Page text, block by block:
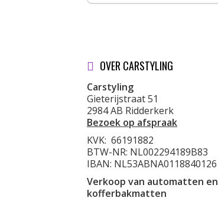
OVER CARSTYLING
Carstyling
Gieterijstraat 51
2984 AB Ridderkerk
Bezoek op afspraak
KVK: 66191882
BTW-NR: NL002294189B83
IBAN: NL53ABNA0118840126
Verkoop van automatten en
kofferbakmatten